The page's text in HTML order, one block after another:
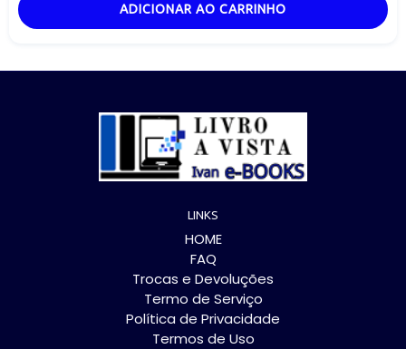
ADICIONAR AO CARRINHO
LINKS
HOME
FAQ
Trocas e Devoluções
Termo de Serviço
Política de Privacidade
Termos de Uso